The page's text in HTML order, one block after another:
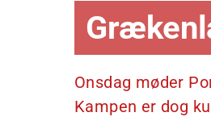
Onsdag møder
Kampen er dog